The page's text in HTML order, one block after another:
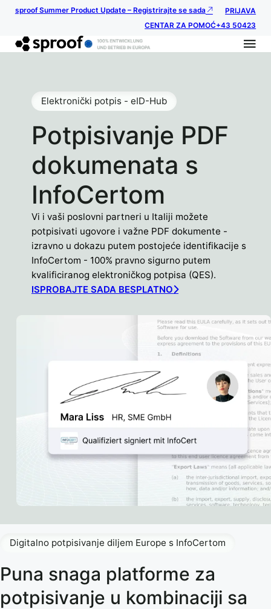
sproof Summer Product Update – Registrirajte se sada
PRIJAVA
CENTAR ZA POMOĆ+43 50423
Potpisivanje PDF
dokumenata s
InfoCertom
Elektronički potpis - eID-Hub
Vi i vaši poslovni partneri u Italiji možete
potpisivati ugovore i važne PDF dokumente -
izravno u dokazu putem postojeće identifikacije s
InfoCertom - 100% pravno sigurno putem
kvalificiranog elektroničkog potpisa (QES).
ISPROBAJTE SADA BESPLATNO
Puna snaga platforme za
potpisivanje u kombinaciji sa
Digitalno potpisivanje diljem Europe s InfoCertom